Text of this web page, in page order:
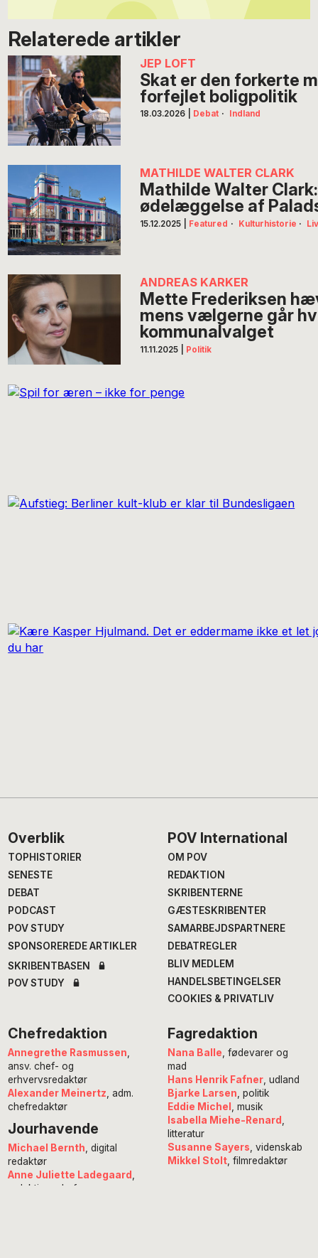
Relaterede artikler
JEP LOFT
Skat er den forkerte
forfejlet boligpolitik
18.03.2026 Debat · Indland
MATHILDE WALTER CLARK
Mathilde Walter
ødelæggelse af
15.12.2025 Featured · Kulturhistorie ·
ANDREAS KARKER
Mette Frederiksen
mens vælgerne går
kommunalvalget
11.11.2025 Politik
Footer
Overblik
TOPHISTORIER
SENESTE
DEBAT
PODCAST
POV STUDY
SPONSOREREDE ARTIKLER
SKRIBENTBASEN
POV STUDY
POV International
OM POV
REDAKTION
SKRIBENTERNE
GÆSTESKRIBENTER
SAMARBEJDSPARTNERE
DEBATREGLER
BLIV MEDLEM
HANDELSBETINGELSER
COOKIES & PRIVATLIV
Chefredaktion
Annegrethe Rasmussen
ansv. chef- og
erhvervsredaktør
Alexander Meinertz , adm.
chefredaktør
Jourhavende
Michael Bernth , digital
redaktør
Anne Juliette Ladegaard
redaktionschef
Fagredaktion
Nana Balle , fødevarer og
mad
Hans Henrik Fafner, udland
Bjarke Larsen , politik
Eddie Michel
, musik
Isabella Miehe-Renard
litteratur
Susanne Sayers , videnskab
Mikkel Stolt, filmredaktør